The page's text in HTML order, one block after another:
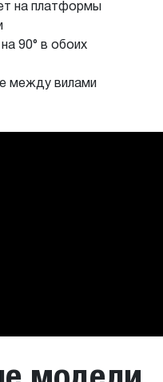
на платформы
90° в обоих
между вилами